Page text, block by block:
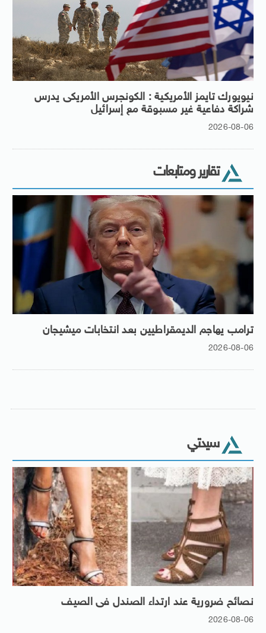
نيويورك تايمز الأمريكية : الكونجرس الأمريكى يدرس
شراكة دفاعية غير مسبوقة مع إسرائيل
2026-08-06
تقارير ومتابعات
ترامب يهاجم الديمقراطيين بعد انتخابات ميشيجان
2026-08-06
سيدتي
نصائح ضرورية عند ارتداء الصندل فى الصيف
2026-08-06